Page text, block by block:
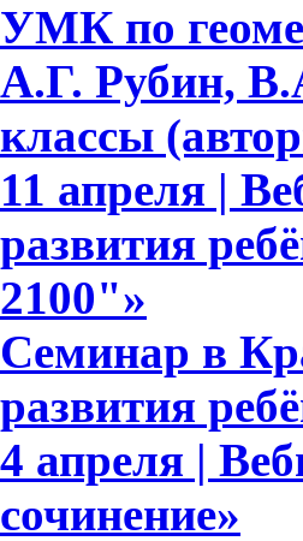
УМК по
А.Г. Рубин,
классы
11 апреля |
развития
2100"»
Семинар в
развития
4 апреля |
сочинение»